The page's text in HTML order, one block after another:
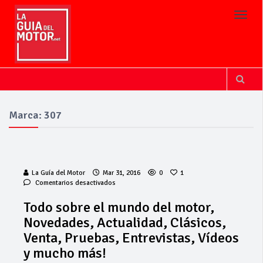
Marca: 307
La Guía del Motor Mar 31, 2016 0
1
Comentarios desactivados
el
mundo
del
motor,
Todo sobre el mundo del motor,
Novedades, Actualidad, Clásicos,
Venta, Pruebas, Entrevistas, Vídeos
y mucho más!